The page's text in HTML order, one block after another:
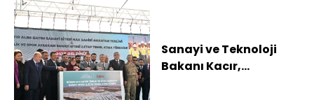
Sanayi ve Teknoloji
Bakanı Kacır,